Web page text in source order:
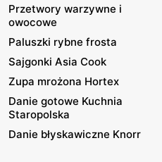
Przetwory warzywne i
owocowe
Paluszki rybne frosta
Sajgonki Asia Cook
Zupa mrożona Hortex
Danie gotowe Kuchnia
Staropolska
Danie błyskawiczne Knorr